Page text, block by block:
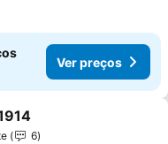
Ver preços
aos favoritos
6